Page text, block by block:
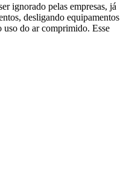
ignorado pelas empresas, já
desligando equipamentos
uso do ar comprimido. Esse